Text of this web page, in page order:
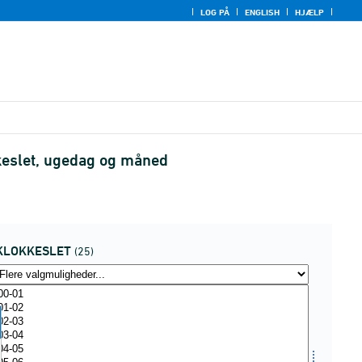
LOG PÅ ENGLISH HJÆLP
ugedag og måned
(25)